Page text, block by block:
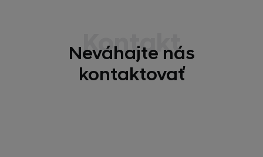
Kontakt
Neváhajte nás
kontaktovať